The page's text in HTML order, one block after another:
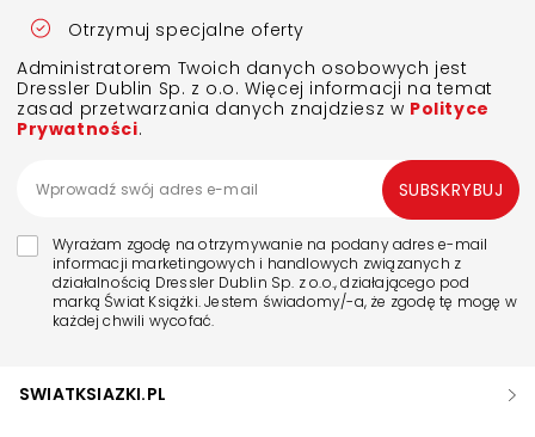
Otrzymuj specjalne oferty
Administratorem Twoich danych osobowych jest
Dressler Dublin Sp. z o.o. Więcej informacji na temat
zasad przetwarzania danych znajdziesz w Polityce
Prywatności.
Wyrażam zgodę na otrzymywanie na podany adres e-mail
informacji marketingowych i handlowych związanych z
działalnością Dressler Dublin Sp. z o.o., działającego pod
marką Świat Książki. Jestem świadomy/-a, że zgodę tę mogę w
każdej chwili wycofać.
SUBSKRYBUJ
SWIATKSIAZKI.PL